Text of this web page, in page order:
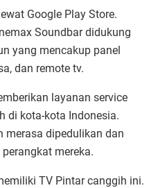
Google Play Store.
Soundbar didukung
yang mencakup panel
dan remote tv.
layanan service
di kota-kota Indonesia.
merasa dipedulikan dan
mereka.
TV Pintar canggih ini.